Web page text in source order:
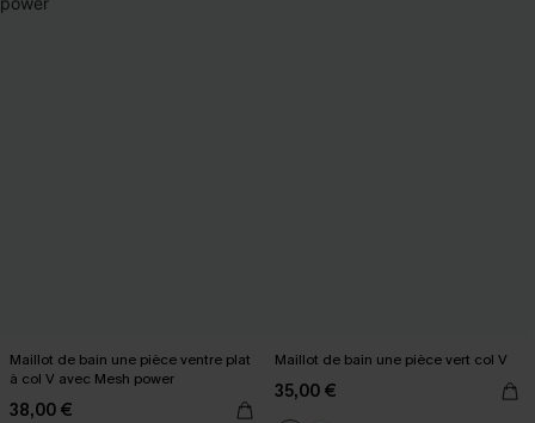
Maillot de bain une pièce ventre plat
à col V avec Mesh power
38,00 €
Maillot de bain une pièce vert col V
35,00 €